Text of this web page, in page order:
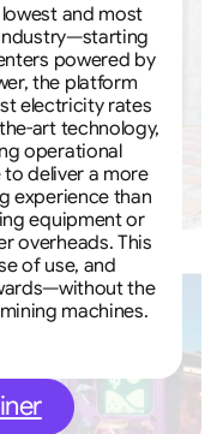
and most
powered by
the platform
electricity rates
art technology,
operational
to deliver a more
experience than
equipment or
overheads. This
of use, and
the
machines.